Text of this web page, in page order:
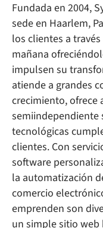
Fundada en 2004,
sede en Haarlem,
los clientes a
mañana
impulsen su
atiende a grandes
crecimiento, ofrece
semiindependiente
tecnológicas
clientes. Con
software
la automatización
comercio
emprenden son
un simple sitio web